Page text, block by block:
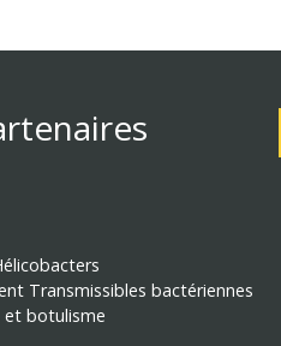
Transmissibles bactériennes
et botulisme